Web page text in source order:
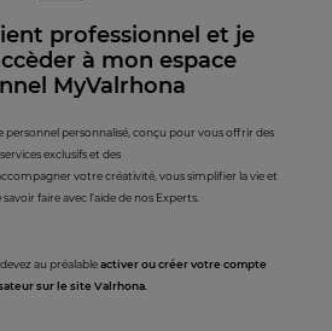
professionnel et je
à mon espace
MyValrhona
personnel personnalisé, conçu pour vous offrir des
services exclusifs et des
votre créativité, vous simplifier la vie et
faire avec l’aide de nos Experts.
au préalableactiver ou créer votre compte
sur le site Valrhona.